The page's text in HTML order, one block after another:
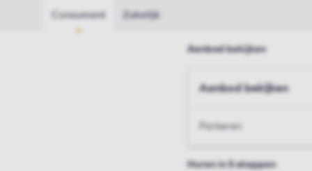
Consument Zakelijk
Aanbod bekijken
Aanbod bekijken
Parkeren
Huren in 5 stappen